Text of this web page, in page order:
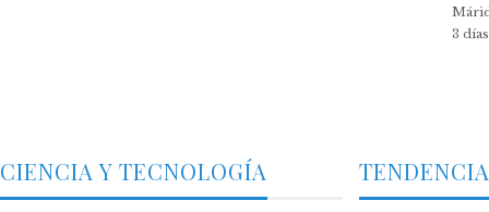
3 días
CIENCIA Y TECNOLOGÍA